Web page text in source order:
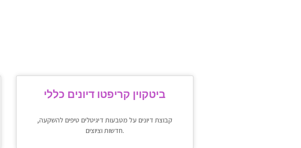
ביטקוין קריפטו דיונים כללי
קבוצת דיונים על מטבעות דיגיטלים טיפים להשקעה,
חדשות וציוצים.